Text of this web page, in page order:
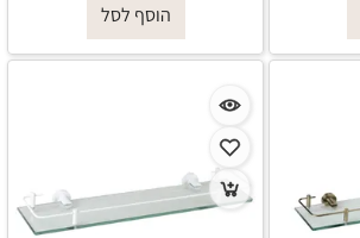
הוסף לסל